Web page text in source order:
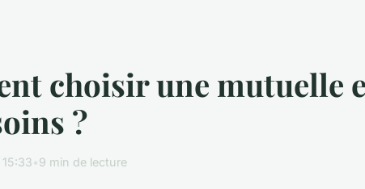
choisir une mutuelle
?
9 min de lecture